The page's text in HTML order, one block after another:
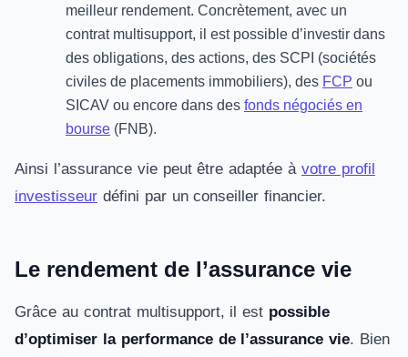
meilleur rendement. Concrètement, avec un
contrat multisupport, il est possible d’investir dans
des obligations, des actions, des SCPI (sociétés
civiles de placements immobiliers), des FCP ou
SICAV ou encore dans des fonds négociés en
bourse (FNB).
Ainsi l’assurance vie peut être adaptée à votre profil
investisseur défini par un conseiller financier.
Le rendement de l’assurance vie
Grâce au contrat multisupport, il est possible
d’optimiser la performance de l’assurance vie. Bien